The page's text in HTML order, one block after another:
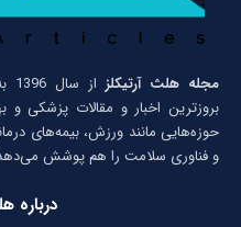
مجله هلث آرتیکلز
بروزترین اخبار و مقالات پزشکی
حوزه‌هایی مانند ورزش، بیمه‌های
و فناوری سلامت را هم پوشش
درباره